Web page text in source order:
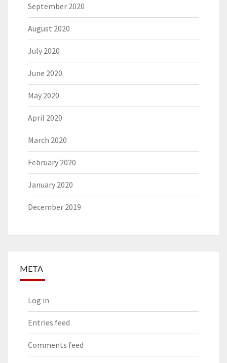
September 2020
August 2020
July 2020
June 2020
May 2020
April 2020
March 2020
February 2020
January 2020
December 2019
META
Log in
Entries feed
Comments feed